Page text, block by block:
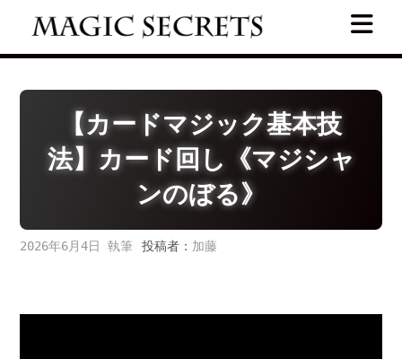
【カードマジック基本技
法】カード回し《マジシャ
ンのぼる》
2026年6月4日 投稿者： 加藤